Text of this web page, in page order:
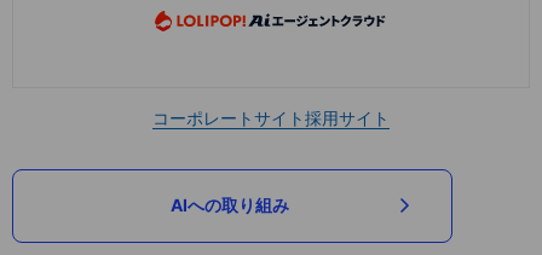
コーポレートサイト採用サイト
AIへの取り組み